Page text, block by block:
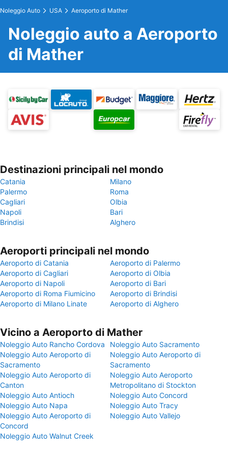
Noleggio Auto USA Aeroporto di Mather
Noleggio auto a Aeroporto
di Mather
Destinazioni principali nel mondo
Catania
Milano
Palermo
Roma
Cagliari
Olbia
Napoli
Bari
Brindisi
Alghero
Aeroporti principali nel mondo
Aeroporto di Catania
Aeroporto di Palermo
Aeroporto di Cagliari
Aeroporto di Olbia
Aeroporto di Napoli
Aeroporto di Bari
Aeroporto di Roma Fiumicino
Aeroporto di Brindisi
Aeroporto di Milano Linate
Aeroporto di Alghero
Vicino a Aeroporto di Mather
Noleggio Auto Rancho Cordova
Noleggio Auto Sacramento
Noleggio Auto Aeroporto di
Sacramento
Noleggio Auto Aeroporto di
Sacramento
Noleggio Auto Aeroporto di
Canton
Noleggio Auto Aeroporto
Metropolitano di Stockton
Noleggio Auto Antioch
Noleggio Auto Concord
Noleggio Auto Napa
Noleggio Auto Tracy
Noleggio Auto Aeroporto di
Concord
Noleggio Auto Vallejo
Noleggio Auto Walnut Creek